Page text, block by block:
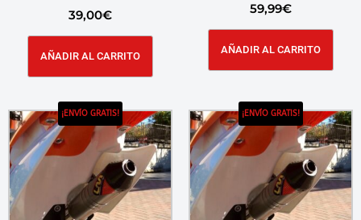
39,00€
AÑADIR AL CARRITO
59,99€
AÑADIR AL CARRITO
¡ENVÍO GRATIS! ¡ENVÍO GRATIS!